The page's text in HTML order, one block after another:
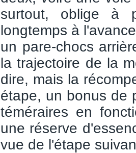
surtout, oblige à
longtemps à
un pare-chocs
la trajectoire de la
dire, mais la
étape, un bonus de
téméraires en
une réserve
vue de l'étape